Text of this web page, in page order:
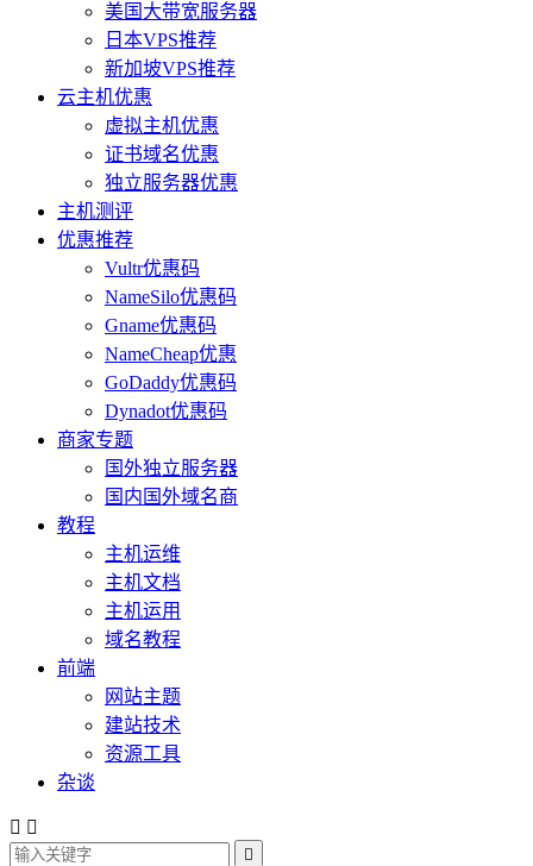
美国大带宽服务器
日本VPS推荐
新加坡VPS推荐
云主机优惠
虚拟主机优惠
证书域名优惠
独立服务器优惠
主机测评
优惠推荐
Vultr优惠码
NameSilo优惠码
Gname优惠码
NameCheap优惠
GoDaddy优惠码
Dynadot优惠码
商家专题
国外独立服务器
国内国外域名商
教程
主机运维
主机文档
主机运用
域名教程
前端
网站主题
建站技术
资源工具
杂谈
 
